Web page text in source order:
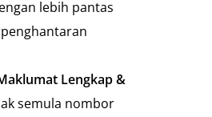
lebih pantas
Lengkap &
semula nombor